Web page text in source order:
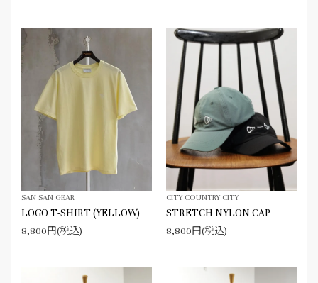
SAN SAN GEAR
LOGO T-SHIRT (YELLOW)
8,800円(税込)
CITY COUNTRY CITY
STRETCH NYLON CAP
8,800円(税込)